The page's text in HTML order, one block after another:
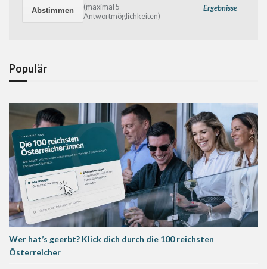
Ergebnisse
(maximal 5
Antwortmöglichkeiten)
Populär
Wer hat’s geerbt? Klick dich durch die 100 reichsten
Österreicher